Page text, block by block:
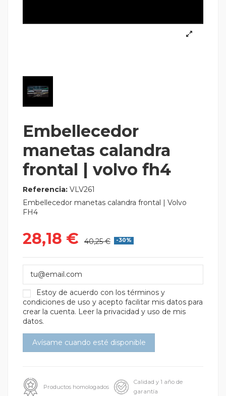
Embellecedor
manetas calandra
frontal | volvo fh4
Referencia: VLV261
Embellecedor manetas calandra frontal | Volvo
FH4
28,18 € 40,25 € -30%
Estoy de acuerdo con los términos y
condiciones de uso y acepto facilitar mis datos para
crear la cuenta. Leer la privacidad y uso de mis
datos.
Productos homologados
Calidad y 1 año de
garantía